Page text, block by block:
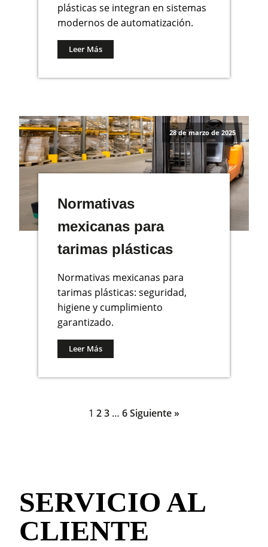
plásticas se integran en sistemas
modernos de automatización.
Leer Más
28 de marzo de 2025
Normativas
mexicanas para
tarimas plásticas
Normativas mexicanas para
tarimas plásticas: seguridad,
higiene y cumplimiento
garantizado.
Leer Más
1 23 … 6Siguiente »
SERVICIO AL
CLIENTE